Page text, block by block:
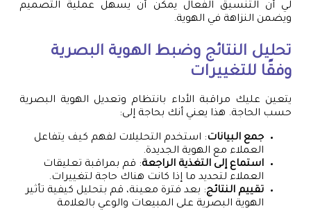
لي أن التنسيق الفعال يمكن أن يسهل عملية التصميم
ويضمن النزاهة في الهوية.
تحليل النتائج وضبط الهوية البصرية
وفقًا للتغييرات
يتعين عليك مراقبة الأداء بانتظام وتعديل الهوية البصرية
حسب الحاجة. هذا يعني أنك بحاجة إلى:
جمع البيانات: استخدم التحليلات لفهم كيف يتفاعل
العملاء مع الهوية الجديدة.
استماع إلى التغذية الراجعة: قم بمراقبة تعليقات
العملاء لتحديد ما إذا كانت هناك حاجة لتغييرات.
تقييم النتائج: بعد فترة معينة، قم بتحليل كيفية تأثير
الهوية البصرية على المبيعات والوعي بالعلامة